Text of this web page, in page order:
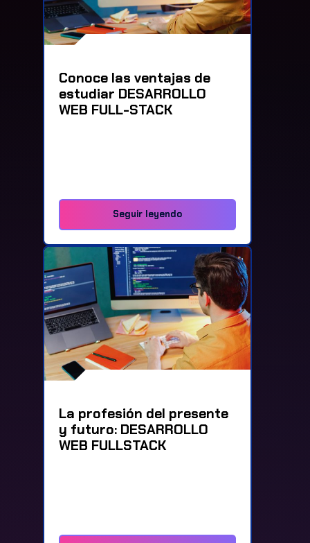
Conoce las ventajas de
estudiar DESARROLLO
WEB FULL-STACK
Seguir leyendo
La profesión del presente
y futuro: DESARROLLO
WEB FULLSTACK